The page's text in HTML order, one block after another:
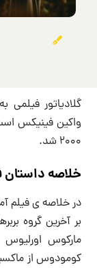
گلادیاتور فیلمی
۲۰۰۰ شد.
خلاصه داستان
در خلاصه ی فیلم
بر آخرین گروه
مارکوس
کومودوس از